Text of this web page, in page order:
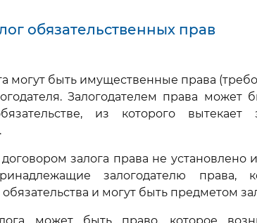
обязательственных прав
могут быть имущественные права
Залогодателем права может
из которого вытекает
залога права не установлено
залогодателю права,
и могут быть предметом